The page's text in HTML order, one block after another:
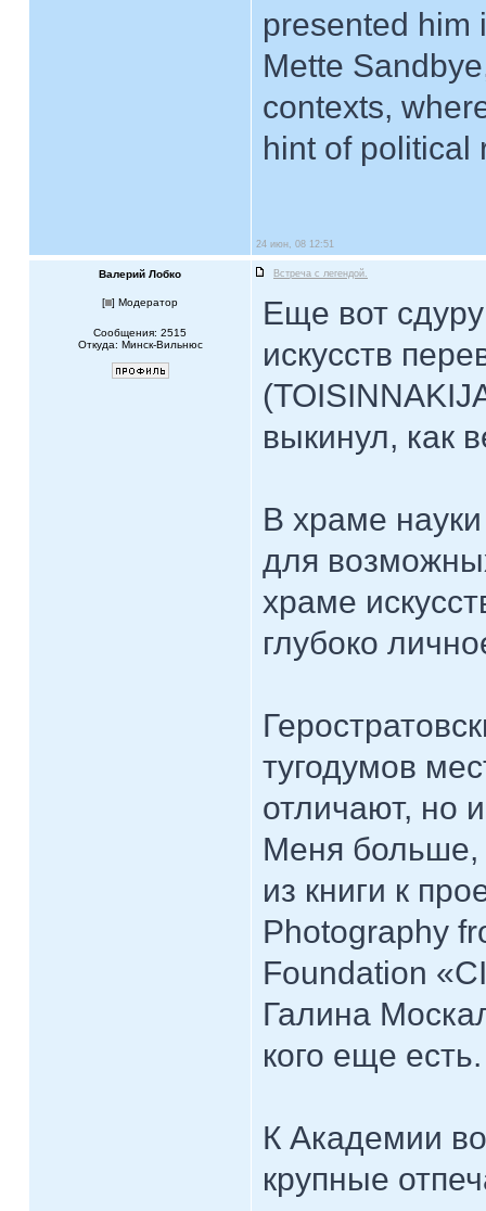
presented him
Mette
contexts,
hint of political
24 июн, 08 12:51
Валерий Лобко Встреча с легендой.
[ ] Модератор
Сообщения: 2515
Откуда: Минск-Вильнюс
Еще вот
искусств
выкинул, как
В храме
для
храме
глубоко
тугодумов
отличают, но
Меня больше,
из книги к
Photography
Foundation
Галина
кого еще
К Академии
крупные